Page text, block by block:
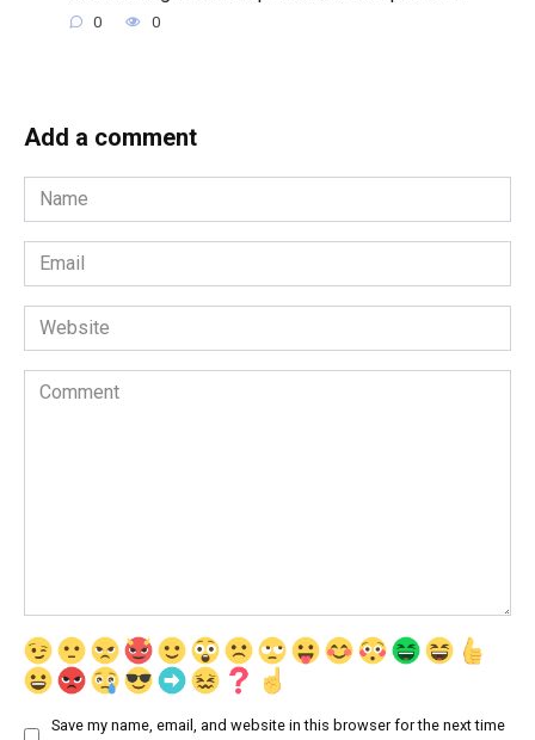
0 0
Add a comment
Name
*
Email
*
Website
Comment
Save my name, email, and website in this browser for the next time